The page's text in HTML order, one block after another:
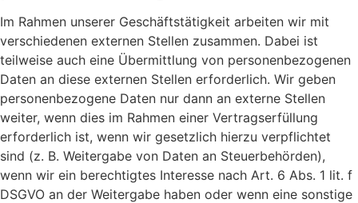
Im Rahmen unserer Geschäftstätigkeit arbeiten wir mit
verschiedenen externen Stellen zusammen. Dabei ist
teilweise auch eine Übermittlung von personenbezogenen
Daten an diese externen Stellen erforderlich. Wir geben
personenbezogene Daten nur dann an externe Stellen
weiter, wenn dies im Rahmen einer Vertragserfüllung
erforderlich ist, wenn wir gesetzlich hierzu verpflichtet
sind (z. B. Weitergabe von Daten an Steuerbehörden),
wenn wir ein berechtigtes Interesse nach Art. 6 Abs. 1 lit. f
DSGVO an der Weitergabe haben oder wenn eine sonstige